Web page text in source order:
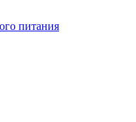
питания